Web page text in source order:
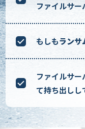
ファイルサ
もしもランサ
ファイルサ
て持ち出しし